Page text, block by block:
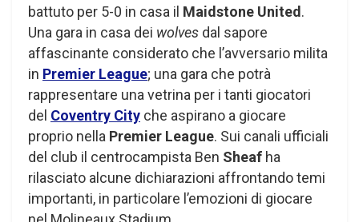
battuto per 5-0 in casa il Maidstone United.
Una gara in casa dei wolves dal sapore
affascinante considerato che l’avversario milita
in Premier League; una gara che potrà
rappresentare una vetrina per i tanti giocatori
del Coventry City che aspirano a giocare
proprio nella Premier League. Sui canali ufficiali
del club il centrocampista Ben Sheaf ha
rilasciato alcune dichiarazioni affrontando temi
importanti, in particolare l’emozioni di giocare